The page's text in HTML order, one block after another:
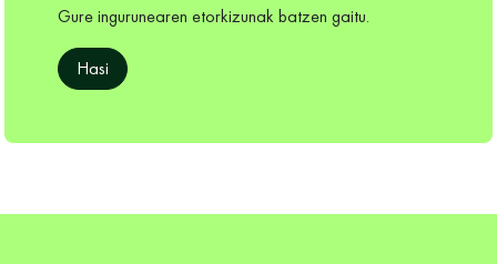
Gure ingurunearen etorkizunak batzen gaitu.
Hasi